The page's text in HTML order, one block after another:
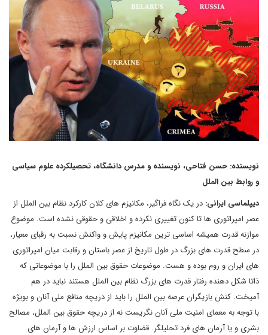
نویسنده: حسن فتاحی، نویسنده و مدرس دانشگاه، تحصیلکرده علوم سیاسی
و روابط بین الملل
دیپلماسی ایرانی: در یک نگاه فراگیر، مکانیزم های کلان کارکرد نظام بین الملل از
عصر امپراتوری ها تا کنون تغییری نکرده و اخلاقی و حقوقی نشده است. موضوع
موازنه قدرت همیشه اساسی ترین مکانیزم پایش و واکنش نسبت به رقبای معیار،
در سطح قدرت های بزرگ در طول تاریخ از عصر باستان و رقابت میان امپراتوری
های ایران و روم بوده و هست. موضوعات حقوق بین الملل را با موضوعاتی که
ذاتا شکل دهنده رفتار قدرت های بزرگ نظام بین الملل هستند نباید در هم
آمیخت. کنش بازیگران عرصه بین الملل را باید از دریچه منافع ملی آنان و بویژه
با توجه به معمای امنیت ملی آنان نگریست نه از دریچه حقوق بین الملل، مصالح
بشری و یا آرمان های فرد تحلیلگر. قضاوت بر اساس ارزش ها و آرمان های